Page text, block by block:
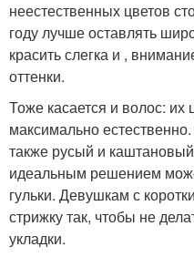
неестественных цветов
году лучше оставлять
красить слегка и ,
оттенки.
Тоже касается и волос: их
максимально
также русый и
идеальным решением
гульки. Девушкам с
стрижку так, чтобы не
укладки.